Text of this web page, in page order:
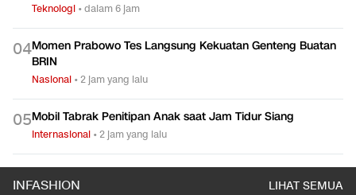
Teknologi •dalam 6 jam
04Momen Prabowo Tes Langsung Kekuatan Genteng Buatan
BRIN
Nasional •2 jam yang lalu
05Mobil Tabrak Penitipan Anak saat Jam Tidur Siang
Internasional •2 jam yang lalu
INFASHION LIHAT SEMUA